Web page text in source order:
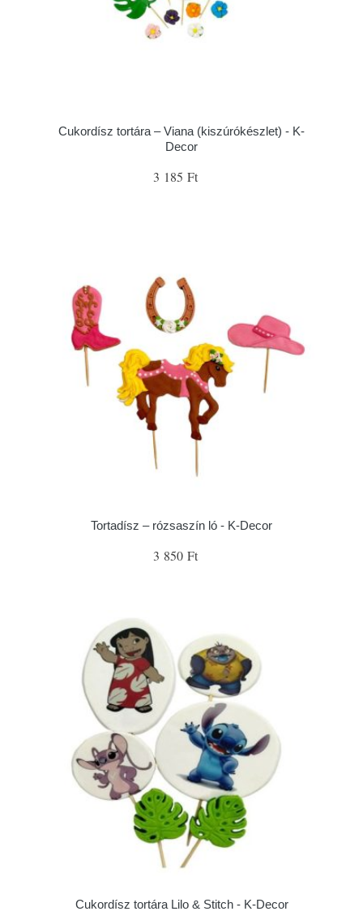
Cukordísz tortára – Viana (kiszúrókészlet) - K-
Decor
3 185 Ft
Tortadísz – rózsaszín ló - K-Decor
3 850 Ft
Cukordísz tortára Lilo & Stitch - K-Decor